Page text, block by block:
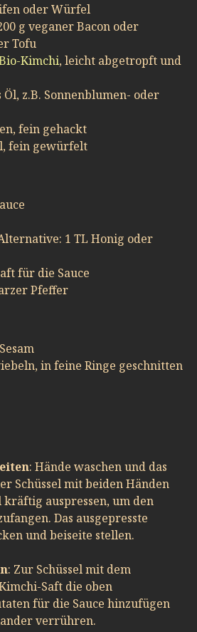
oder Würfel
g veganer Bacon oder
Tofu
Kimchi, leicht abgetropft und
z.B. Sonnenblumen- oder
fein gehackt
fein gewürfelt
1 TL Honig oder
für die Sauce
Pfeffer
in feine Ringe geschnitten
: Hände waschen und das
Schüssel mit beiden Händen
auspressen, um den
Das ausgepresste
und beiseite stellen.
: Zur Schüssel mit dem
Saft die oben
für die Sauce hinzufügen
verrühren.